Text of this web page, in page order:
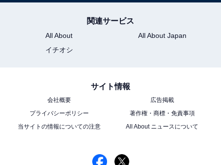
関連サービス
All About
All About Japan
イチオシ
サイト情報
会社概要
広告掲載
プライバシーポリシー
著作権・商標・免責事項
当サイトの情報についての注意
All About ニュースについて